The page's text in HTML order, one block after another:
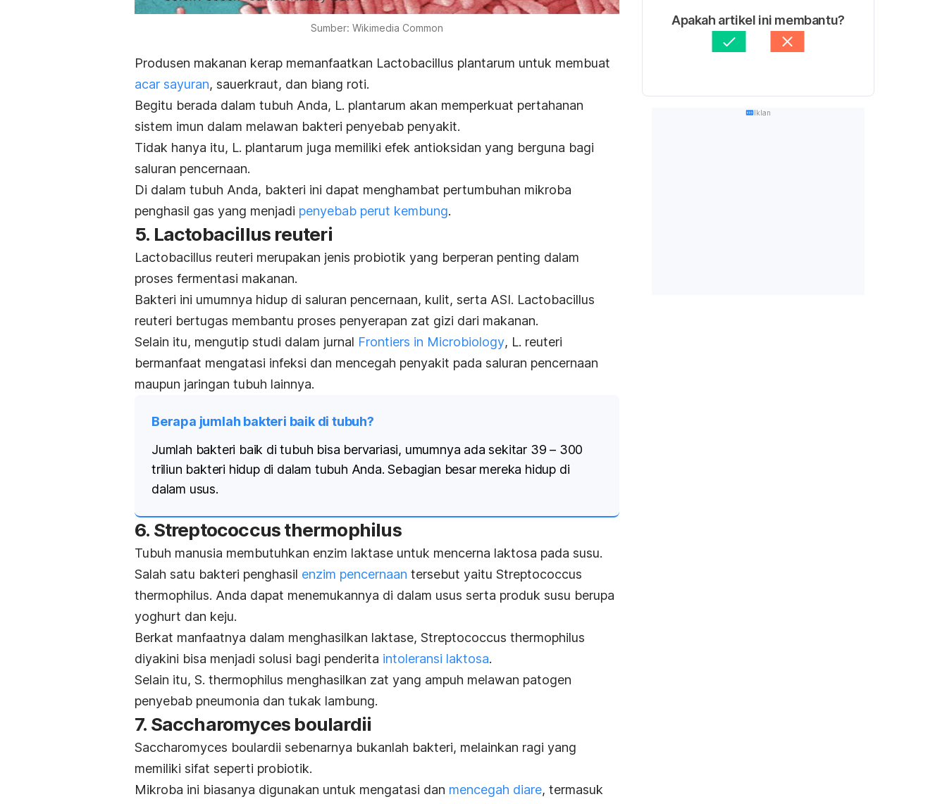
Sumber: Wikimedia Common
Produsen makanan kerap memanfaatkan Lactobacillus plantarum untuk membuat
acar sayuran, sauerkraut, dan biang roti.
Begitu berada dalam tubuh Anda, L. plantarum akan memperkuat pertahanan
sistem imun dalam melawan bakteri penyebab penyakit.
Tidak hanya itu, L. plantarum juga memiliki efek antioksidan yang berguna bagi
saluran pencernaan.
Di dalam tubuh Anda, bakteri ini dapat menghambat pertumbuhan mikroba
penghasil gas yang menjadi penyebab perut kembung.
5. Lactobacillus reuteri
Lactobacillus reuteri merupakan jenis probiotik yang berperan penting dalam
proses fermentasi makanan.
Bakteri ini umumnya hidup di saluran pencernaan, kulit, serta ASI. Lactobacillus
reuteri bertugas membantu proses penyerapan zat gizi dari makanan.
Selain itu, mengutip studi dalam jurnal Frontiers in Microbiology, L. reuteri
bermanfaat mengatasi infeksi dan mencegah penyakit pada saluran pencernaan
maupun jaringan tubuh lainnya.
Berapa jumlah bakteri baik di tubuh?
Jumlah bakteri baik di tubuh bisa bervariasi, umumnya ada sekitar 39 – 300
triliun bakteri hidup di dalam tubuh Anda. Sebagian besar mereka hidup di
dalam usus.
6. Streptococcus thermophilus
Tubuh manusia membutuhkan enzim laktase untuk mencerna laktosa pada susu.
Salah satu bakteri penghasil enzim pencernaan tersebut yaitu Streptococcus
thermophilus. Anda dapat menemukannya di dalam usus serta produk susu berupa
yoghurt dan keju.
Berkat manfaatnya dalam menghasilkan laktase, Streptococcus thermophilus
diyakini bisa menjadi solusi bagi penderita intoleransi laktosa.
Selain itu, S. thermophilus menghasilkan zat yang ampuh melawan patogen
penyebab pneumonia dan tukak lambung.
7. Saccharomyces boulardii
Saccharomyces boulardii sebenarnya bukanlah bakteri, melainkan ragi yang
memiliki sifat seperti probiotik.
Mikroba ini biasanya digunakan untuk mengatasi dan mencegah diare, termasuk
Apakah artikel ini membantu?
Iklan